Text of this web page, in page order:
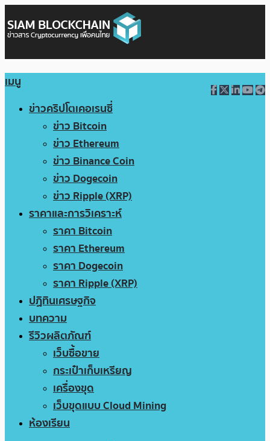
เมนู
ข่าวคริปโตเคอเรนซี่
ข่าว Bitcoin
ข่าว Ethereum
ข่าว Binance Coin
ข่าว Dogecoin
ข่าว Ripple (XRP)
ราคาและการวิเคราะห์
ราคา Bitcoin
ราคา Ethereum
ราคา Dogecoin
ราคา Ripple (XRP)
ปฏิทินเศรษฐกิจ
บทความ
รีวิวผลิตภัณฑ์
เว็บซื้อขาย
กระเป๋าเก็บเหรียญ
เครื่องขุด
เว็บขุดแบบ Cloud Mining
ห้องเรียน